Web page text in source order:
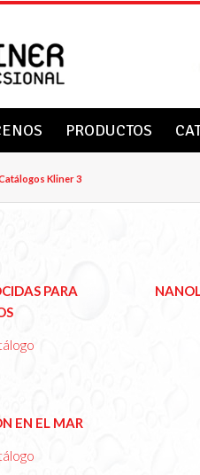
PRODUCTOS
Kliner 3
Ver
Catálogo
PARA
Ver
EN EL MAR